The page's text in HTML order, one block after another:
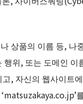
상품의 이름 등, 나
위, 또는 도메인
, 자신의 웹사이트